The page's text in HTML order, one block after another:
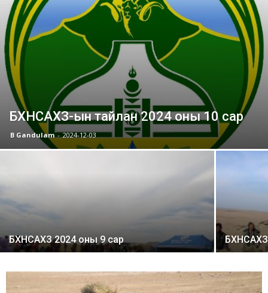
БХНСАХЗ-ын тайлан 2024 оны 10 сар
B Gandulam - 2024-12-03
БХНСАХЗ 2024 оны 9 сар